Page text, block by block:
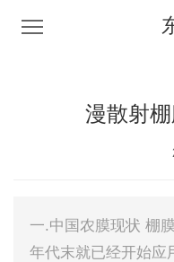
漫散射
一.中国农膜现状 棚
年代末就已经开始应